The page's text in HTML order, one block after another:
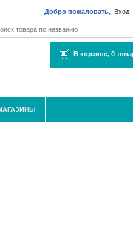
Добро пожаловать, Вход |
В корзине, 0